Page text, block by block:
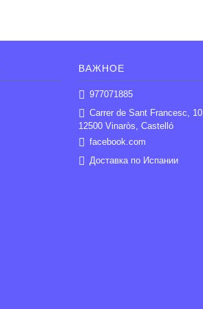
ВАЖНОЕ
977071885
Carrer de Sant Francesc, 10,
12500 Vinaròs, Castelló
facebook.com
Доставка по Испании